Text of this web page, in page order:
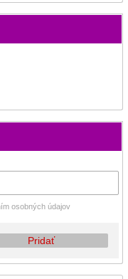
osobných údajov
Pridať